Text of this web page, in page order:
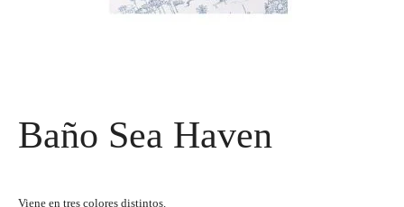
Baño Sea Haven
Viene en tres colores distintos.